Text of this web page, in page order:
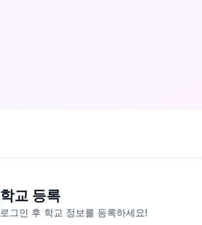
학교 등록
로그인 후 학교 정보를 등록하세요!